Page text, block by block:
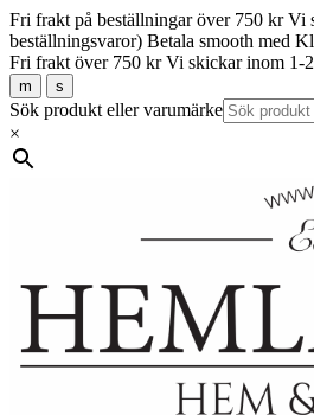
Fri frakt på beställningar över 750 kr Vi
beställningsvaror) Betala smooth med
Fri frakt över 750 kr Vi skickar inom 1-
m s
Sök produkt eller varumärke
×